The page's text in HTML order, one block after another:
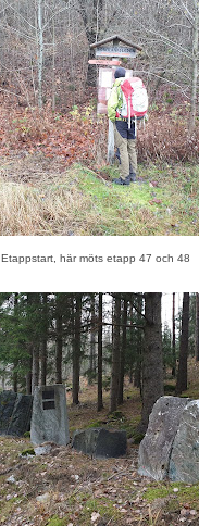
Etappstart, här möts etapp 47 och 48